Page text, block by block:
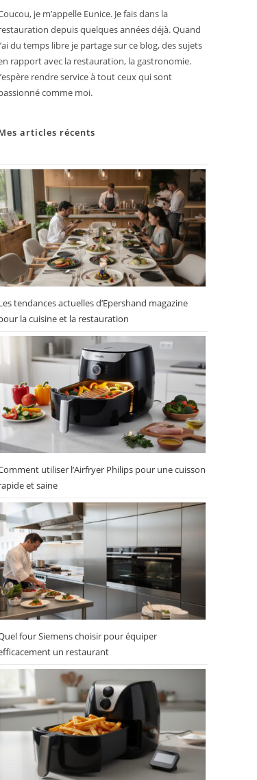
je m’appelle Eunice. Je fais dans la
depuis quelques années déjà. Quand
du temps libre je partage sur ce blog, des sujets
rapport avec la restauration, la gastronomie.
rendre service à tout ceux qui sont
comme moi.
articles récents
tendances actuelles d’Epershand magazine
la cuisine et la restauration
utiliser l’Airfryer Philips pour une cuisson
et saine
four Siemens choisir pour équiper
un restaurant